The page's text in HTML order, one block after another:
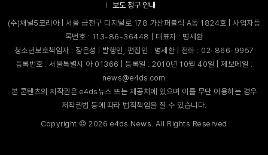
보도 청구 안내
(주)채널5코리아 | 서울 금천구 디지털로 178 가산퍼블릭 A동 1824호 | 사업자등
록번호 : 113-86-36448 | 대표자 : 명세환
청소년보호책임자 : 장은성 | 발행인, 편집인 : 명세환 | 전화 : 02-866-9957
등록번호 : 서울특별시 아 01366 | 등록일 : 2010년 10월 40일 | 제보메일 :
news@e4ds.com
본 콘텐츠의 저작권은 e4ds뉴스 또는 제공처에 있으며 이를 무단 이용하는 경우
저작권법 등에 따라 법적책임을 질 수 있습니다.
Copyright ©2026 e4ds News. All Rights Reserved